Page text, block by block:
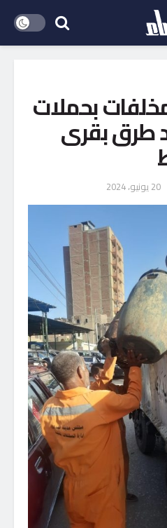
طن مخلفات بحملات
طرق بقرى
20 يونيو، 2024